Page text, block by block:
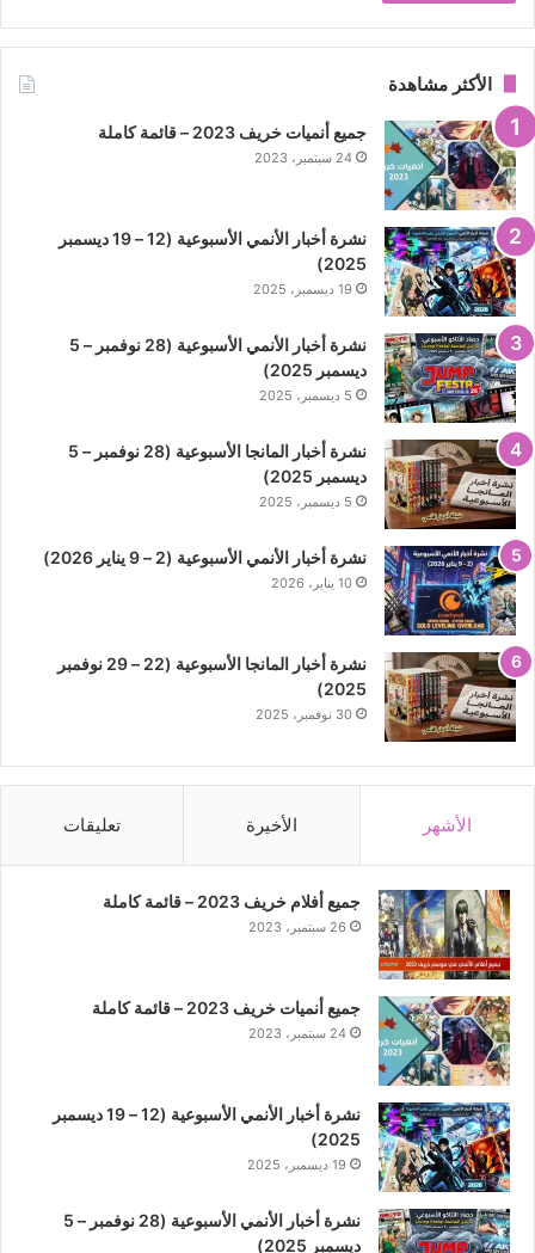
الأكثر مشاهدة
جميع أنميات خريف 2023 – قائمة كاملة
24 سبتمبر، 2023
نشرة أخبار الأنمي الأسبوعية (12 – 19 ديسمبر
2025)
19 ديسمبر، 2025
نشرة أخبار الأنمي الأسبوعية (28 نوفمبر – 5
ديسمبر 2025)
5 ديسمبر، 2025
نشرة أخبار المانجا الأسبوعية (28 نوفمبر – 5
ديسمبر 2025)
5 ديسمبر، 2025
نشرة أخبار الأنمي الأسبوعية (2 – 9 يناير 2026)
10 يناير، 2026
نشرة أخبار المانجا الأسبوعية (22 – 29 نوفمبر
2025)
30 نوفمبر، 2025
الأشهر الأخيرة تعليقات
جميع أفلام خريف 2023 – قائمة كاملة
26 سبتمبر، 2023
جميع أنميات خريف 2023 – قائمة كاملة
24 سبتمبر، 2023
نشرة أخبار الأنمي الأسبوعية (12 – 19 ديسمبر
2025)
19 ديسمبر، 2025
نشرة أخبار الأنمي الأسبوعية (28 نوفمبر – 5
ديسمبر 2025)